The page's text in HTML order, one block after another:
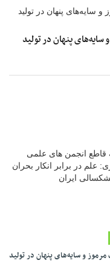
پنهان در تولید
و سایه‌های پنهان در تولید